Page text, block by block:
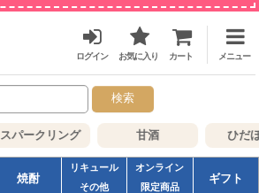
ログイン お気に入り カート メニュー
検索
スパークリング 甘酒 ひだ
焼酎
リキュール
その他
オンライン
限定商品
ギフト